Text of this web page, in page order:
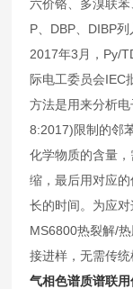
六价铬、多溴联
P、DBP、DIBP列
2017年3月，Py/
际电工委员会IEC
方法是用来分析
8:2017)限制的邻
化学物质的含量
缩，最后用对应
长的时间。为应
MS6800热裂解/
接进样，无需传
气相色谱质谱联